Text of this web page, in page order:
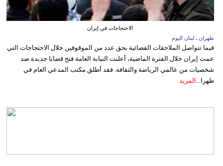
الاحتجاجات في إيران
طهران ـ لبنان اليوم
فيما تتواصل الملاحقات القضائية بحق عدد من الموقوفين خلال الاحتجاجات التي
عمت إيران خلال الفترة الماضية، أعلنت النيابة العامة فتح قضايا جديدة ضد
شخصيات من عالمي الرياضة والثقافة. فقد أطلق مكتب المدعي العام في
طهرا... المزيد